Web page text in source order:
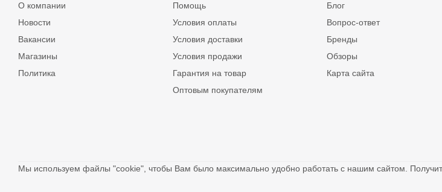
О компании
Новости
Вакансии
Магазины
Политика
Помощь
Условия оплаты
Условия доставки
Условия продажи
Гарантия на товар
Оптовым покупателям
Блог
Вопрос-ответ
Бренды
Обзоры
Карта сайта
Мы используем файлы "cookie", чтобы Вам было максимально удобно работать с нашим сайтом.